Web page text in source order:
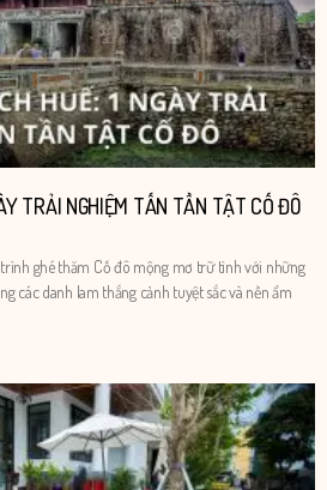
TRẢI NGHIỆM TẤN TẦN TẬT CỐ ĐÔ
ghé thăm Cố đô mộng mơ trữ tình với những
các danh lam thắng cảnh tuyệt sắc và nền ẩm